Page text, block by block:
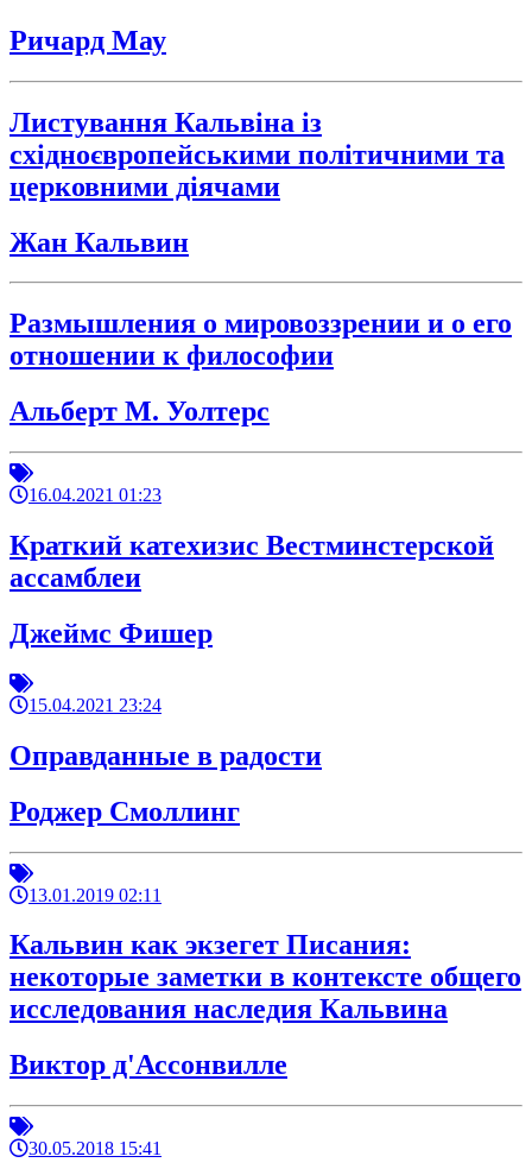
Ричард Мау
Листування Кальвіна із
східноєвропейськими політичними та
церковними діячами
Жан Кальвин
Размышления о мировоззрении и о его
отношении к философии
Альберт М. Уолтерс
16.04.2021 01:23
Краткий катехизис Вестминстерской
ассамблеи
Джеймс Фишер
15.04.2021 23:24
Оправданные в радости
Роджер Смоллинг
13.01.2019 02:11
Кальвин как экзегет Писания:
некоторые заметки в контексте общего
исследования наследия Кальвина
Виктор д'Ассонвилле
30.05.2018 15:41